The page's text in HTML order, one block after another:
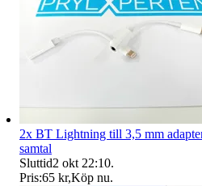
2x BT Lightning till 3,5 mm
samtal
Sluttid2 okt 22:10.
Pris:65 kr,Köp nu.